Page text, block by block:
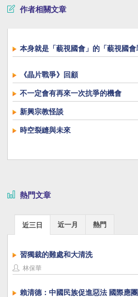
作者相關文章
本身就是「藐視國會」的「藐視國會
《晶片戰爭》回顧
不一定會有再來一次抗爭的機會
新興宗教怪談
時空裂縫與未來
熱門文章
近三日 近一月 熱門
習獨裁的難處和大清洗
林保華
賴清德：中國民族促進惡法 國際應